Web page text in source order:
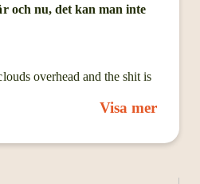
och nu, det kan man inte
overhead and the shit is
and multi-instrumentalist,
the United States’ political
Visa mer